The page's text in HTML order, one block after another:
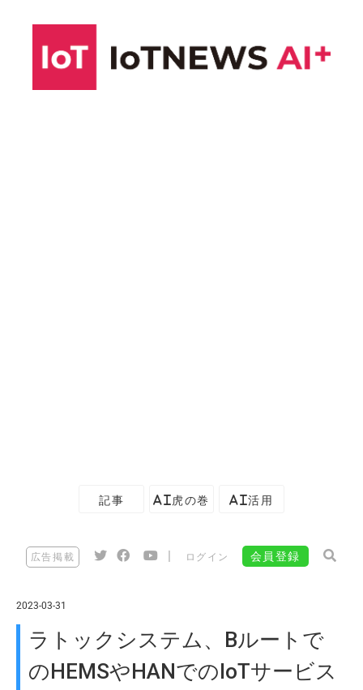
記事 AI虎の巻 AI活用
広告掲載 ログイン 会員登録
2023-03-31
ラトックシステム、Bルートで
のHEMSやHANでのIoTサービス